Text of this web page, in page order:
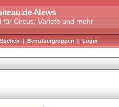
News
für Circus, Varieté und mehr
|Benutzergruppen|Login